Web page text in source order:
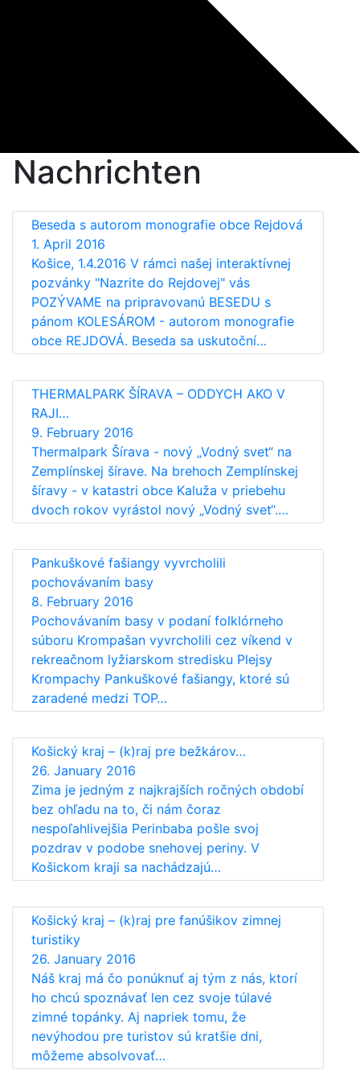
Nachrichten
Beseda s autorom monografie obce Rejdová
1. April 2016
Košice, 1.4.2016 V rámci našej interaktívnej
pozvánky "Nazrite do Rejdovej" vás
POZÝVAME na pripravovanú BESEDU s
pánom KOLESÁROM - autorom monografie
obce REJDOVÁ. Beseda sa uskutoční…
THERMALPARK ŠÍRAVA – ODDYCH AKO V
RAJI…
9. February 2016
Thermalpark Šírava - nový „Vodný svet“ na
Zemplínskej šírave. Na brehoch Zemplínskej
šíravy - v katastri obce Kaluža v priebehu
dvoch rokov vyrástol nový „Vodný svet“.…
Pankuškové fašiangy vyvrcholili
pochovávaním basy
8. February 2016
Pochovávaním basy v podaní folklórneho
súboru Krompašan vyvrcholili cez víkend v
rekreačnom lyžiarskom stredisku Plejsy
Krompachy Pankuškové fašiangy, ktoré sú
zaradené medzi TOP…
Košický kraj – (k)raj pre bežkárov…
26. January 2016
Zima je jedným z najkrajších ročných období
bez ohľadu na to, či nám čoraz
nespoľahlivejšia Perinbaba pošle svoj
pozdrav v podobe snehovej periny. V
Košickom kraji sa nachádzajú…
Košický kraj – (k)raj pre fanúšikov zimnej
turistiky
26. January 2016
Náš kraj má čo ponúknuť aj tým z nás, ktorí
ho chcú spoznávať len cez svoje túlavé
zimné topánky. Aj napriek tomu, že
nevýhodou pre turistov sú kratšie dni,
môžeme absolvovať…